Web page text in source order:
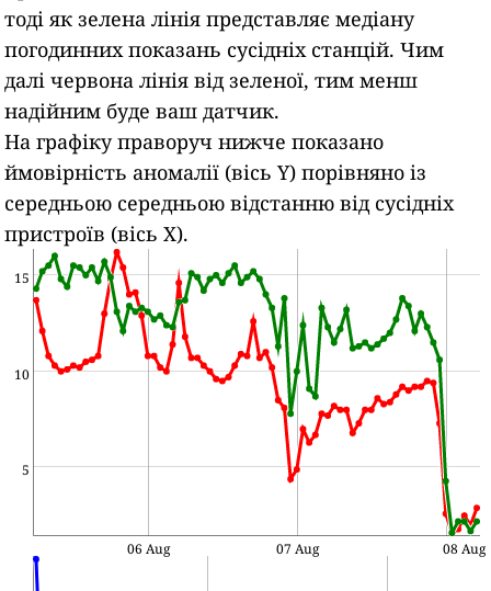
тоді як зелена лінія представляє медіану
погодинних показань сусідніх станцій. Чим
далі червона лінія від зеленої, тим менш
надійним буде ваш датчик.
На графіку праворуч нижче показано
ймовірність аномалії (вісь Y) порівняно із
середньою середньою відстанню від сусідніх
пристроїв (вісь X).
5
10
15
06 Aug 07 Aug 08 Aug